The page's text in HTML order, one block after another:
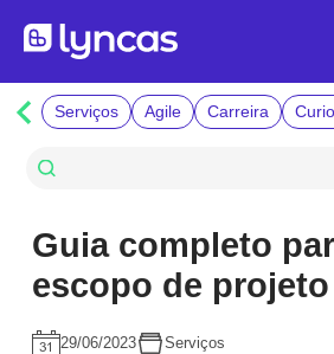
Serviços Agile Carreira
Guia completo
escopo de
29/06/2023 Serviços